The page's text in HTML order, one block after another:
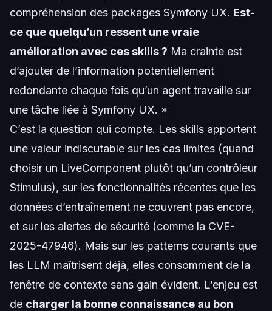
compréhension des packages Symfony UX. Est-
ce que quelqu’un ressent une vraie
amélioration avec ces skills ? Ma crainte est
d’ajouter de l’information potentiellement
redondante chaque fois qu’un agent travaille sur
une tâche liée à Symfony UX. »
C’est la question qui compte. Les skills apportent
une valeur indiscutable sur les cas limites (quand
choisir un LiveComponent plutôt qu’un contrôleur
Stimulus), sur les fonctionnalités récentes que les
données d’entraînement ne couvrent pas encore,
et sur les alertes de sécurité (comme la CVE-
2025-47946). Mais sur les patterns courants que
les LLM maîtrisent déjà, elles consomment de la
fenêtre de contexte sans gain évident. L’enjeu est
de charger la bonne connaissance au bon